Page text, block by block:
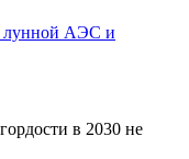
лунной АЭС и
в 2030 не